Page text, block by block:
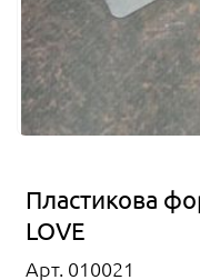
Пластикова
LOVE
Арт. 010021